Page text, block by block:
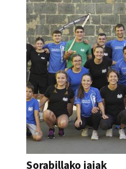
Sorabillako jaiak